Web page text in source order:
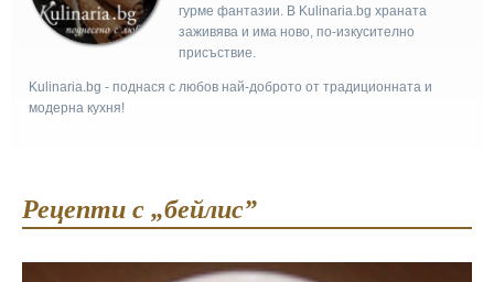
гурме фантазии. В Kulinaria.bg храната
заживява и има ново, по-изкусително
присъствие.
Kulinaria.bg - поднася с любов най-доброто от традиционната и
модерна кухня!
Рецепти с „бейлис”